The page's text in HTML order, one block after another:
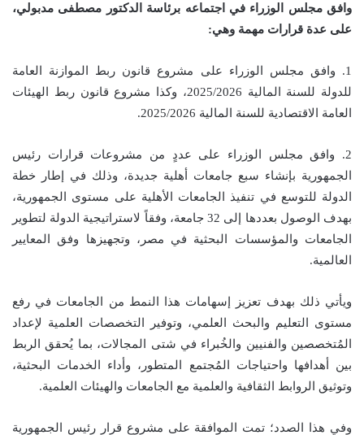
وافق مجلس الوزراء في اجتماعه برئاسة الدكتور مصطفى مدبولي،
على عدة قرارات مهمة وهي:
1. وافق مجلس الوزراء على مشروع قانون ربط الموازنة العامة
للدولة للسنة المالية 2025/2026، وكذا مشروع قانون ربط الهيئات
العامة الاقتصادية للسنة المالية 2025/2026.
2. وافق مجلس الوزراء على عددٍ من مشروعات قرارات رئيس
الجمهورية بإنشاء سبع جامعات أهلية جديدة، وذلك في إطار خطة
الدولة للتوسع في تنفيذ الجامعات الأهلية على مستوى الجمهورية،
بهدف الوصول بعددها إلى 32 جامعة، وفقاً لاستراتيجية الدولة لتطوير
الجامعات والمؤسسات البحثية في مصر، وتجهيزها وفق المعايير
العالمية.
ويأتي ذلك بهدف تعزيز إسهامات هذا النمط من الجامعات في رفع
مستوى التعليم والبحث العلمي، وتوفير التخصصات العلمية لإعداد
المُتخصصين والفنيين والخُبراء في شتى المجالات، بما يُحقق الربط
بين أهدافها واحتياجات المُجتمع المتطور، وأداء الخدمات البحثية،
وتوثيق الروابط الثقافية والعلمية مع الجامعات والهيئات العلمية.
وفي هذا الصدد؛ تمت الموافقة على مشروع قرار رئيس الجمهورية